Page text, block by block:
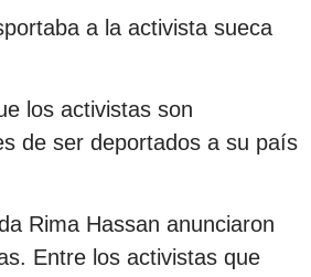
a la activista sueca
los activistas son
de ser deportados a su país
Rima Hassan anunciaron
Entre los activistas que